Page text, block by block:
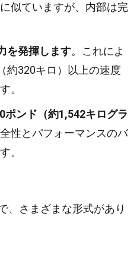
似ていますが、内部は完
を発揮します。これによ
約320キロ）以上の速度
。
ポンド（約1,542キログラ
性とパフォーマンスのバ
。
、さまざまな形式があり